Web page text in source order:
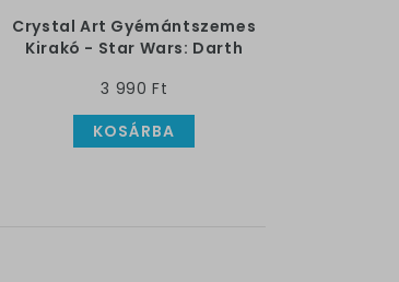
Crystal Art Gyémántszemes
Kirakó - Star Wars: Darth
3 990 Ft
KOSÁRBA